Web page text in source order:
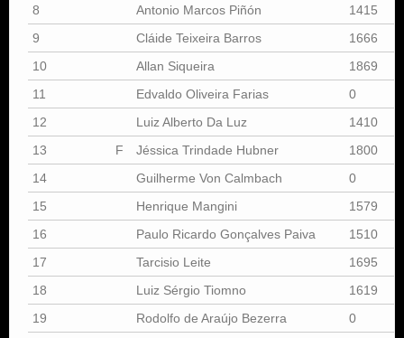
8
Antonio Marcos Piñón 1415
9
Cláide Teixeira Barros 1666
10
Allan Siqueira 1869
11
Edvaldo Oliveira Farias 0
12
Luiz Alberto Da Luz 1410
13
F Jéssica Trindade Hubner 1800
14
Guilherme Von Calmbach 0
15
Henrique Mangini 1579
16
Paulo Ricardo Gonçalves Paiva 1510
17
Tarcisio Leite 1695
18
Luiz Sérgio Tiomno 1619
19
Rodolfo de Araújo Bezerra 0